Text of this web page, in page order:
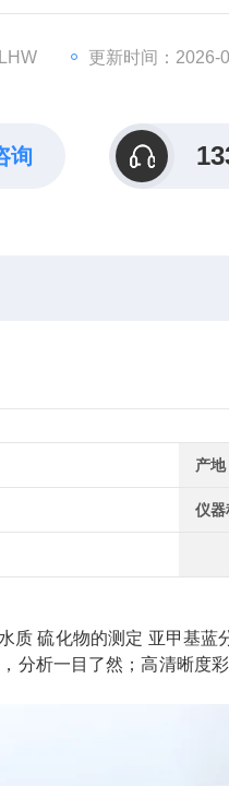
更新时间：2026-
询
产地
仪器
质 硫化物的测定 亚甲基
分析一目了然；高清晰度